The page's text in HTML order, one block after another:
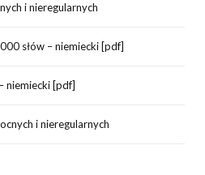
i nieregularnych
słów – niemiecki [pdf]
niemiecki [pdf]
i nieregularnych